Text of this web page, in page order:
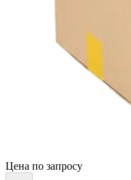
Цена по запросу